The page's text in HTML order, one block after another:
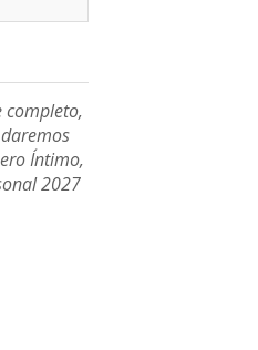
completo,
Íntimo,
2027